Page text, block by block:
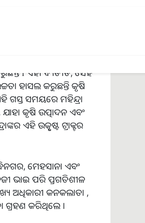
l ଏହା ବ୍ୟତୀତ, ସେହି
ହାସଲ କରୁଛନ୍ତି କୃଷି
ଗସ୍ତ ସମୟରେ ମହିନ୍ଦ୍ରା
କୃଷି ଉତ୍ପାଦନ ଏବଂ
ଏହି ଉତ୍କୃଷ୍ଟ ଟ୍ରାକ୍ଟର
ମେହସାନା ଏବଂ
ଭାଇ ପରି ପ୍ରଗତିଶୀଳ
ଅଧିକାରୀ କନକଲାତା ,
ଗ୍ରହଣ କରିଥିଲେ ।